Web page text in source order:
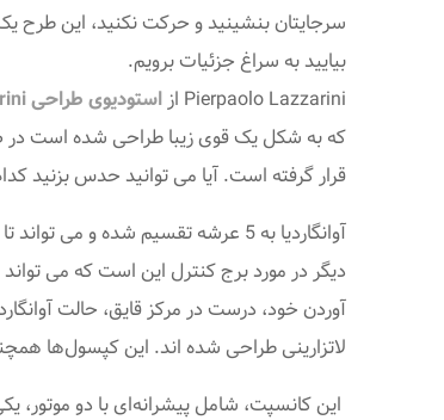
بیایید به سراغ جزئیات برویم.
Pierpaolo Lazzarini از
استودیوی طراحی Lazzarini
که به شکل یک قوی زیبا طراحی شده است
قرار گرفته است. آیا می توانید حدس بزنید کدام مانگای 1970 ژاپنی ناخواسته الهام بخش
آوردن خود، درست در مرکز قایق، حالت
لاتزارینی طراحی شده اند. این کپسول‌ها